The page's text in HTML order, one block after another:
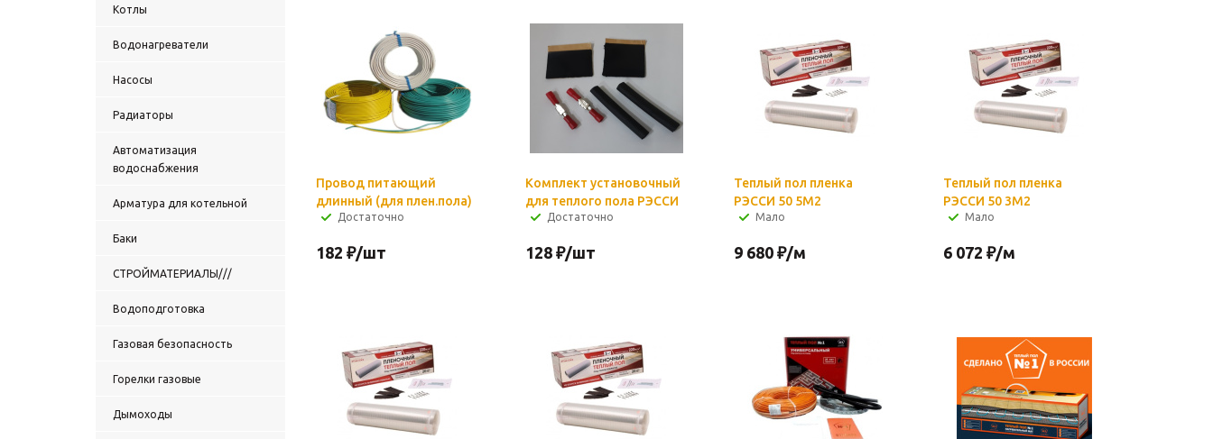
Котлы
Водонагреватели
Насосы
Радиаторы
Автоматизация
водоснабжения
Арматура для котельной
Баки
СТРОЙМАТЕРИАЛЫ///
Водоподготовка
Газовая безопасность
Горелки газовые
Дымоходы
Провод питающий
длинный (для плен.пола)
Достаточно
182 ₽/шт
Комплект установочный
для теплого пола РЭССИ
Достаточно
128₽/шт
Теплый пол пленка
РЭССИ 50 5М2
Мало
9 680 ₽/м
Теплый пол пленка
РЭССИ 50 3М2
Мало
6 072 ₽/м